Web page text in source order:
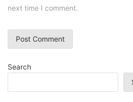
next time I comment.
Search